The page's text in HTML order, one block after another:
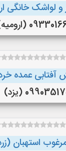
لواشک خانگی
(ارومیه)
عمده
(یزد)
استهبان